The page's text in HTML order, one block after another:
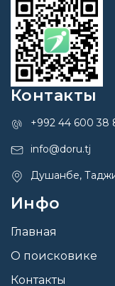
Контакты
+992 44 600 38
info@doru.tj
Душанбе,
Инфо
Главная
О поисковике
Контакты